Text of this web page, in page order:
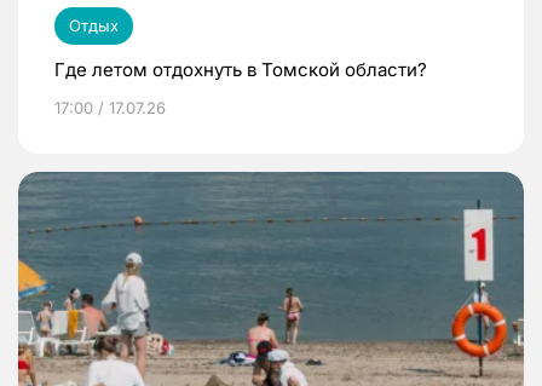
Отдых
Где летом отдохнуть в Томской области?
17:00 / 17.07.26